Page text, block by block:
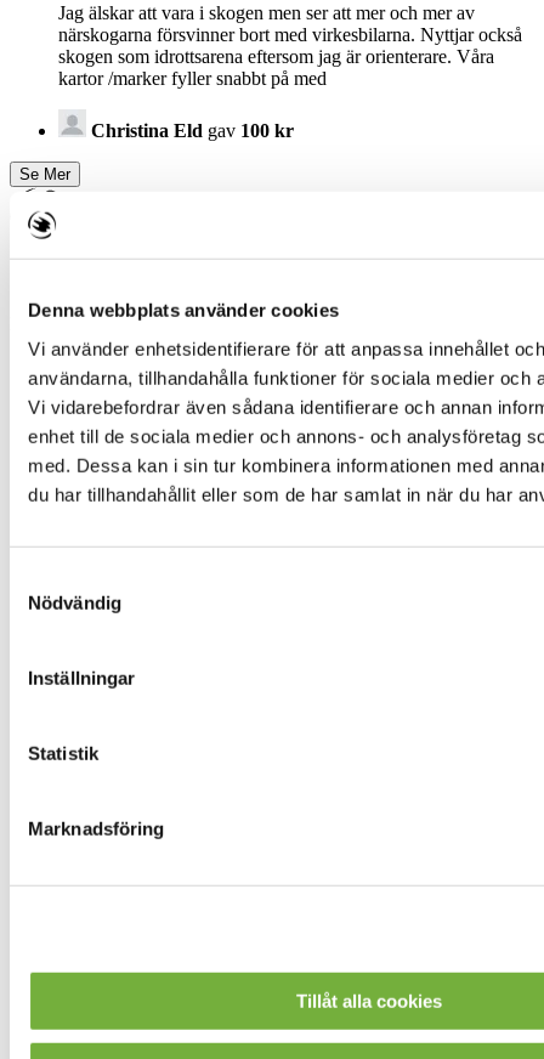
Denna webbplats använder cookies
Vi använder enhetsidentifierare för att anpassa innehållet
användarna, tillhandahålla funktioner för sociala medier och
Vi vidarebefordrar även sådana identifierare och annan
enhet till de sociala medier och annons- och analysföretag
med. Dessa kan i sin tur kombinera informationen med
du har tillhandahållit eller som de har samlat in när du har
Nödvändig
Inställningar
Statistik
Marknadsföring
Tillåt alla cookies
Jag älskar att vara i skogen men ser att mer och mer av
närskogarna försvinner bort med virkesbilarna. Nyttjar också
skogen som idrottsarena eftersom jag är orienterare. Våra
kartor /marker fyller snabbt på med
Christina Eld gav 100 kr
PG: 90 19 09-2
Biologisk mångfald
Hav och vatten
Hållbar konsumtion
Jordbruk och mat
Klimat, energi och transporter
Hela Sverige ställer om
Gå med i ett nätverk
På din ort
Om oss
Press
Publikationer och dokument
Kontakta oss
Bli månadsgivare
Företag